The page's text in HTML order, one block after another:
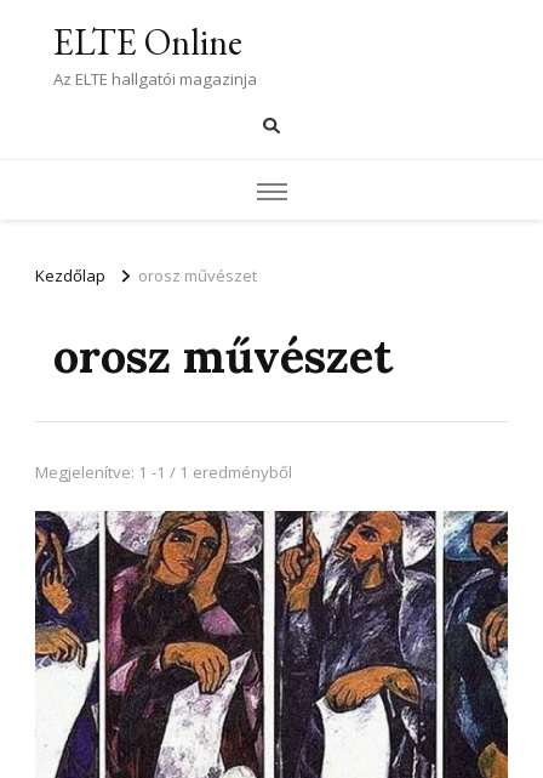
ELTE Online
Az ELTE hallgatói magazinja
Kezdőlap orosz művészet
orosz művészet
Megjelenítve: 1 -1 / 1 eredményből